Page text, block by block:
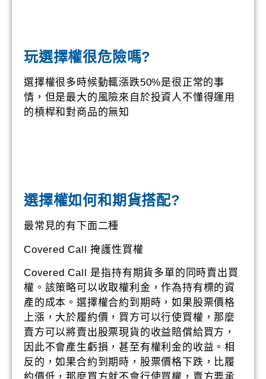
玩選擇權很危險嗎?
選擇權很多時候動輒漲跌50%是很正常的事
情，但是最大的風險來自於投資人不懂得運用
的槓桿和對商品的無知
選擇權如何和期貨搭配?
最常見的有下面二種
Covered Call 掩護性買權
Covered Call 是指持有期貨多單的同時賣出買
權。該策略可以收取權利金，作為持有標的資
產的成本。選擇權合約到期時，如果股票價格
上漲，大於履約價，買方可以行使買權，那麼
賣方可以將賣出股票現貨的收益賠償給買方，
因此不會產生虧損，甚至有權利金的收益。相
反的，如果合約到期時，股票價格下跌，比履